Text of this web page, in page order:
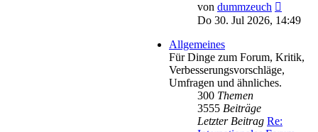
von dummzeuch
Beitrag
Do 30. Jul 2026, 14:49
Allgemeines
Für Dinge zum Forum, Kritik,
Verbesserungsvorschläge,
Umfragen und ähnliches.
300 Themen
3555 Beiträge
Letzter Beitrag Re: